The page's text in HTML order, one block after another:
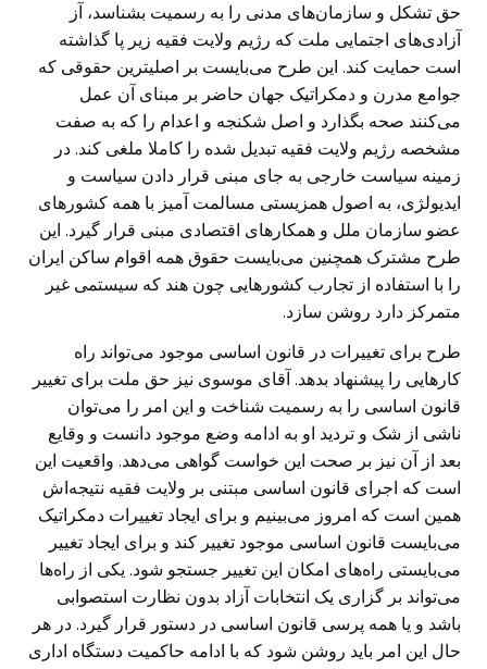
حق تشکل و سازمان‌های مدنی را به رسمیت بشناسد، آز
آزادی‌های اجتمایی ملت که رژیم ولایت فقیه زیر پا گذاشته
است حمایت کند. این طرح می‌بایست بر اصلیترین حقوقی که
جوامع مدرن و دمکراتیک جهان حاضر بر مبنای آن عمل
می‌کنند صحه بگذارد و اصل شکنجه و اعدام را که به صفت
مشخصه رژیم ولایت فقیه تبدیل شده را کاملا ملغی کند. در
زمینه سیاست خارجی به جای مبنی قرار دادن سیاست و
ایدیولژی، به اصول همزیستی مسالمت آمیز با همه کشورهای
عضو سازمان ملل و همکارهای اقتصادی مبنی قرار گیرد. این
طرح مشترک همچنین می‌بایست حقوق همه اقوام ساکن ایران
را با استفاده از تجارب کشورهایی چون هند که سیستمی غیر
متمرکز دارد روشن سازد.
طرح برای تغییرات در قانون اساسی موجود می‌تواند راه
کارهایی را پیشنهاد بدهد. آقای موسوی نیز حق ملت برای تغییر
قانون اساسی را به رسمیت شناخت و این امر را می‌توان
ناشی از شک و تردید او به ادامه وضع موجود دانست و وقایع
بعد از آن نیز بر صحت این خواست گواهی می‌دهد. واقعیت این
است که اجرای قانون اساسی مبتنی بر ولایت فقیه نتیجه‌اش
همین است که امروز می‌بینیم و برای ایجاد تغییرات دمکراتیک
می‌بایست قانون اساسی موجود تغییر کند و برای ایجاد تغییر
می‌بایستی راه‌های امکان این تغییر جستجو شود. یکی از راه‌ها
می‌تواند بر گزاری یک انتخابات آزاد بدون نظارت استصوابی
باشد و یا همه پرسی قانون اساسی در دستور قرار گیرد. در هر
حال این امر باید روشن شود که با ادامه حاکمیت دستگاه اداری